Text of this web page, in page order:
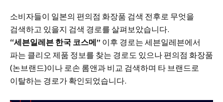
소비자들이 일본의 편의점 화장품 검색 전후로 무엇을
검색하고 있을지 검색 경로를 살펴보았습니다.
“세븐일레븐 한국 코스메” 이후 경로는 세븐일레븐에서
파는 클리오 제품 정보를 찾는 경로도 있으나 편의점 화장품
(논브랜드)이나 로손 롬앤과 비교 검색하며 타 브랜드로
이탈하는 경로가 확인되었습니다.